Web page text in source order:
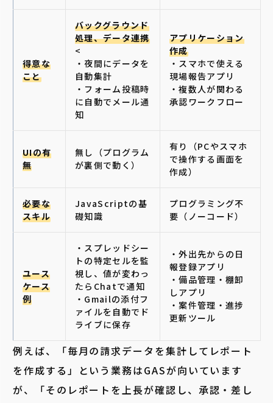
得意な
こと
バックグラウンド
処理、データ連携
<
・夜間にデータを
自動集計
・フォーム投稿時
に自動でメール通
知
アプリケーション
作成
・スマホで使える
現場報告アプリ
・複数人が関わる
承認ワークフロー
UIの有
無
無し（プログラム
が裏側で動く）
有り（PCやスマホ
で操作する画面を
作成）
必要な
スキル
JavaScriptの基
礎知識
プログラミング不
要（ノーコード）
ユース
ケース
例
・スプレッドシー
トの特定セルを監
視し、値が変わっ
たらChatで通知
・Gmailの添付フ
ァイルを自動でド
ライブに保存
・外出先からの日
報登録アプリ
・備品管理・棚卸
しアプリ
・案件管理・進捗
更新ツール
例えば、「毎月の請求データを集計してレポート
を作成する」という業務はGASが向いています
が、「そのレポートを上長が確認し、承認・差し